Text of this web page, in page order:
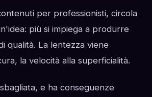
per professionisti, circola
più si impiega a produrre
qualità. La lentezza viene
la velocità alla superficialità.
e ha conseguenze